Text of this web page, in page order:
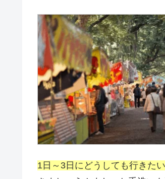
1日～3日にどうしても行きた